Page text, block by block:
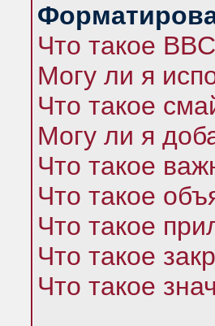
Что такое
Могу ли я
Что такое
Могу ли я
Что такое
Что такое
Что такое
Что такое
Что такое